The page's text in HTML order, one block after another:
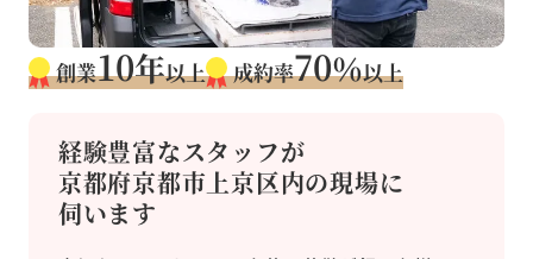
創業10年以上 成約率70％以上
経験豊富なスタッフが
京都府京都市上京区内の現場に
伺います